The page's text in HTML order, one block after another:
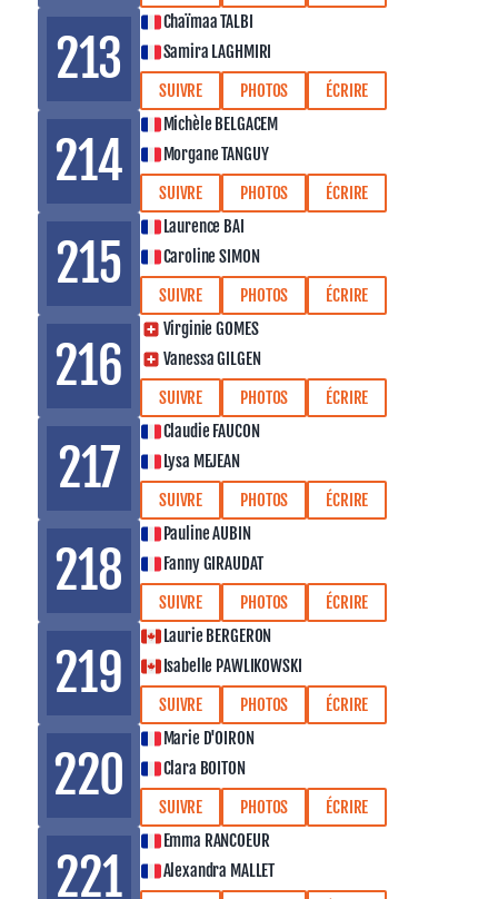
213
Chaïmaa TALBI
Samira LAGHMIRI
SUIVRE
PHOTOS ÉCRIRE
214
Michèle BELGACEM
Morgane TANGUY
SUIVRE
PHOTOS ÉCRIRE
215
Laurence BAI
Caroline SIMON
SUIVRE
PHOTOS ÉCRIRE
216
Virginie GOMES
Vanessa GILGEN
SUIVRE
PHOTOS ÉCRIRE
217
Claudie FAUCON
Lysa MEJEAN
SUIVRE
PHOTOS ÉCRIRE
218
Pauline AUBIN
Fanny GIRAUDAT
SUIVRE
PHOTOS ÉCRIRE
219
Laurie BERGERON
Isabelle PAWLIKOWSKI
SUIVRE
PHOTOS ÉCRIRE
220
Marie D'OIRON
Clara BOITON
SUIVRE
PHOTOS ÉCRIRE
221
Emma RANCOEUR
Alexandra MALLET